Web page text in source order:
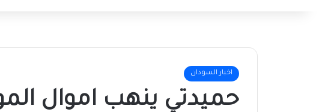
اخبار السودان
حميدتي ينهب اموال